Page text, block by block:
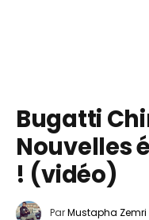
Bugatti
Nouvelles
! (vidéo)
ParMustapha Zemri